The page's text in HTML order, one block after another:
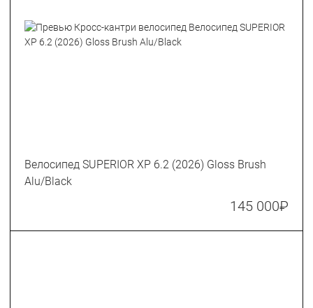
Велосипед SUPERIOR XP 6.2 (2026) Gloss Brush
Alu/Black
145 000₽